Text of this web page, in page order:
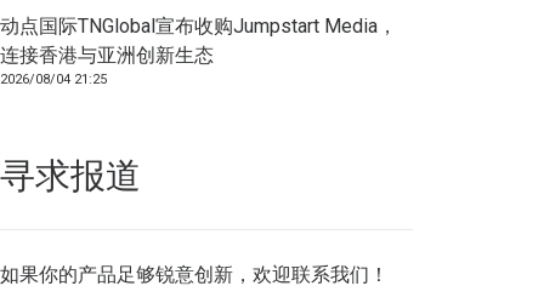
动点国际TNGlobal宣布收购Jumpstart Media，
连接香港与亚洲创新生态
2026/08/04 21:25
寻求报道
如果你的产品足够锐意创新，欢迎联系我们 ！